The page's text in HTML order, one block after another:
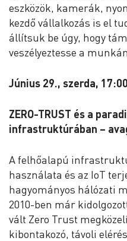
eszközök, kamerák,
kezdő vállalkozás is el
állítsuk be úgy, hogy
veszélyeztesse a
Június 29., szerda, 17:00
ZERO-TRUST és a
infrastruktúrában –
A felhőalapú
használata és az IoT
hagyományos hálózati
2010-ben már
vált Zero Trust
kibontakozó, távoli